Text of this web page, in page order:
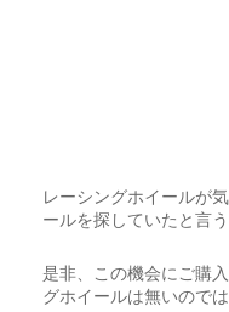
レーシングホイールが
ールを探していたと言う
是非、この機会にご購
グホイールは無いので